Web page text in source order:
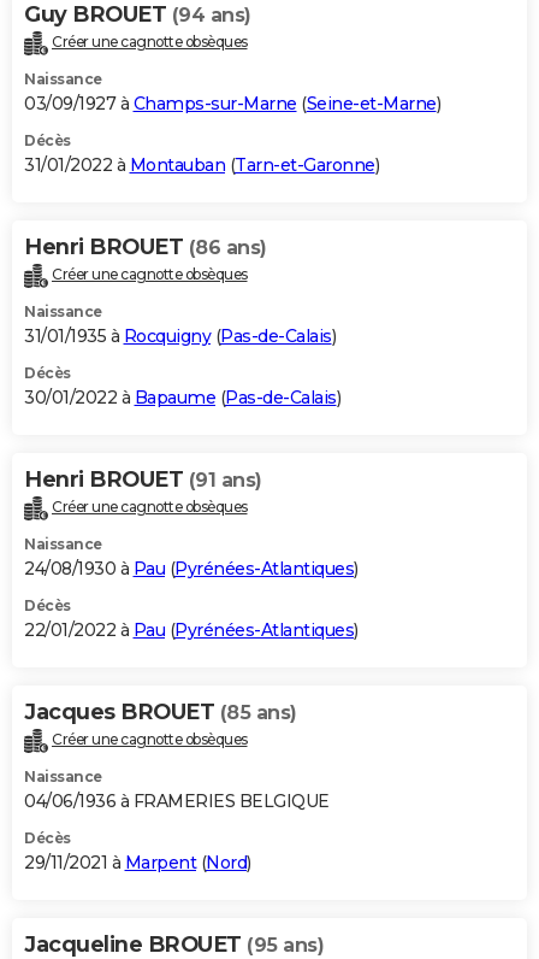
Guy BROUET (94 ans)
Créer une cagnotte obsèques
Naissance
03/09/1927 à Champs-sur-Marne (Seine-et-Marne)
Décès
31/01/2022 à Montauban (Tarn-et-Garonne)
Henri BROUET (86 ans)
Créer une cagnotte obsèques
Naissance
31/01/1935 à Rocquigny(Pas-de-Calais)
Décès
30/01/2022 à Bapaume (Pas-de-Calais)
Henri BROUET (91 ans)
Créer une cagnotte obsèques
Naissance
24/08/1930 à Pau (Pyrénées-Atlantiques)
Décès
22/01/2022 à Pau (Pyrénées-Atlantiques)
Jacques BROUET (85 ans)
Créer une cagnotte obsèques
Naissance
04/06/1936 à FRAMERIES BELGIQUE
Décès
29/11/2021 à Marpent(Nord)
Jacqueline BROUET (95 ans)